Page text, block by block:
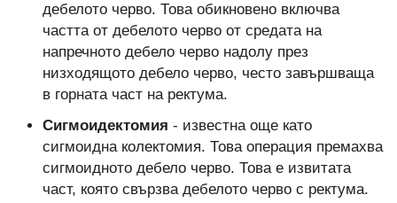
дебелото черво. Това обикновено включва
частта от дебелото черво от средата на
напречното дебело черво надолу през
низходящото дебело черво, често завършваща
в горната част на ректума.
Сигмоидектомия - известна още като
сигмоидна колектомия. Това операция премахва
сигмоидното дебело черво. Това е извитата
част, която свързва дебелото черво с ректума.